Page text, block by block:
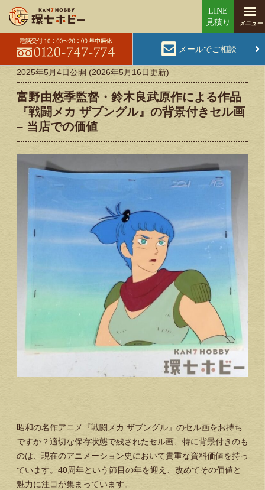
メールでご相談
2025年5月4日公開 (2026年5月16日更新)
富野由悠季監督・鈴木良武原作による作品
『戦闘メカ ザブングル』の背景付きセル画
– 当店での価値
昭和の名作アニメ『戦闘メカ ザブングル』のセル画をお持ち
ですか？適切な保存状態で残されたセル画、特に背景付きのも
のは、現在のアニメーション史において貴重な資料価値を持っ
ています。40周年という節目の年を迎え、改めてその価値と
魅力に注目が集まっています。